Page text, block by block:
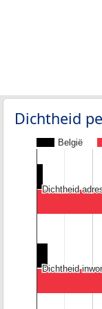
Dichtheid
België
Dichtheid
Dichtheid
Dichtheid
Dichtheid